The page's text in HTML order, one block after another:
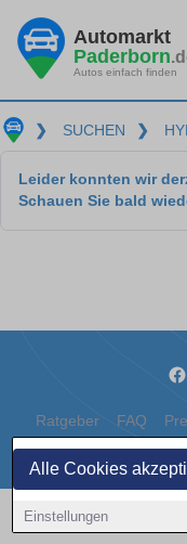
Alle Cookies
Einstellungen
Automarkt
Paderborn
Autos einfach finden
❯ SUCHEN ❯
Leider konnten wir
Schauen Sie bald
Ratgeber FAQ
Copyright © 2000 - 2026 |